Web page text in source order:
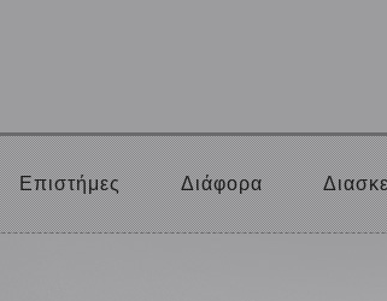
Επιστήμες Διάφορα